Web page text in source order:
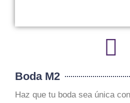
Boda M2
Haz que tu boda sea única